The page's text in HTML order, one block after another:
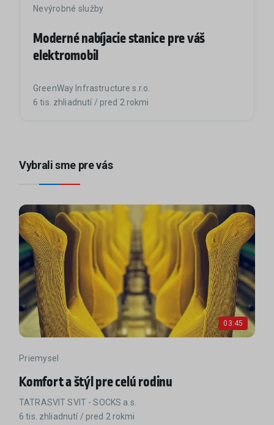
6 tis. zhliadnutí / pred 2 rokmi
GreenWay Infrastructure s.r.o.
Moderné nabíjacie stanice pre váš
elektromobil
Nevýrobné služby
Vybrali sme pre vás
03:45
Priemysel
Komfort a štýl pre celú rodinu
TATRASVIT SVIT - SOCKS a.s.
6 tis. zhliadnutí / pred 2 rokmi